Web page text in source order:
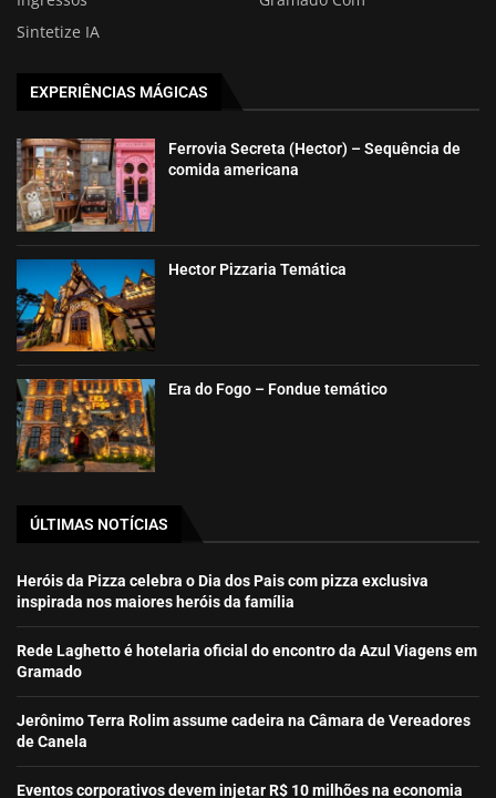
Sintetize IA
EXPERIÊNCIAS MÁGICAS
Ferrovia Secreta (Hector) – Sequência de
comida americana
Hector Pizzaria Temática
Era do Fogo – Fondue temático
ÚLTIMAS NOTÍCIAS
Heróis da Pizza celebra o Dia dos Pais com pizza exclusiva
inspirada nos maiores heróis da família
Rede Laghetto é hotelaria oficial do encontro da Azul Viagens em
Gramado
Jerônimo Terra Rolim assume cadeira na Câmara de Vereadores
de Canela
Eventos corporativos devem injetar R$ 10 milhões na economia